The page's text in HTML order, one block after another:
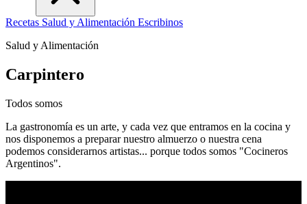
Recetas Salud y Alimentación Escribinos
Salud y Alimentación
Carpintero
Todos somos
La gastronomía es un arte, y cada vez que entramos en la cocina y
nos disponemos a preparar nuestro almuerzo o nuestra cena
podemos considerarnos artistas... porque todos somos "Cocineros
Argentinos".